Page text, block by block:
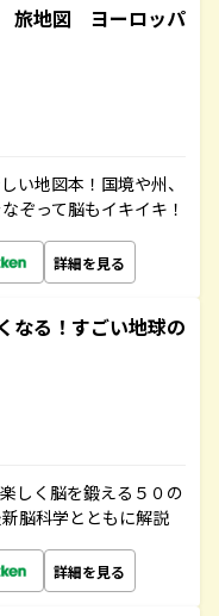
旅地図 ヨーロッパ
い地図本！国境や州、
ぞって脳もイキイキ！
詳細を見る
なる！すごい地球の
しく脳を鍛える５０の
脳科学とともに解説
詳細を見る